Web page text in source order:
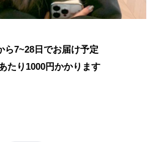
ら7~28日でお届け予定
たり 1000円かかります